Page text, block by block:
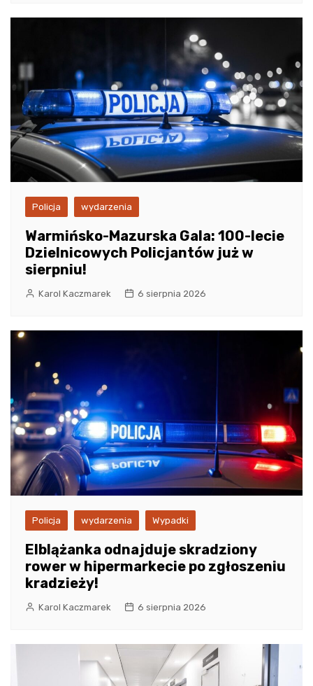
Policja wydarzenia
Warmińsko-Mazurska Gala: 100-lecie
Dzielnicowych Policjantów już w
sierpniu!
Karol Kaczmarek 6 sierpnia 2026
Policja wydarzenia Wypadki
Elblążanka odnajduje skradziony
rower w hipermarkecie po zgłoszeniu
kradzieży!
Karol Kaczmarek 6 sierpnia 2026